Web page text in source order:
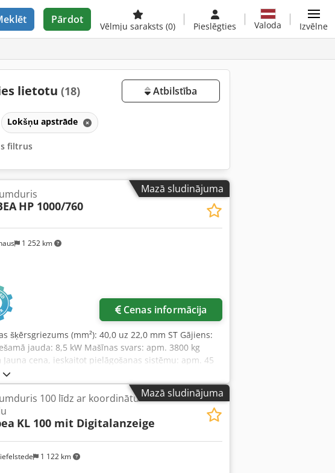
Pārdot
Vēlmju saraksts (0) Pieslēgties Valoda Izvēlne
lietotu (18) Atbilstība
Lokšņu apstrāde
filtrus
Mazā sludinājuma
1 252 km
HP 1000/760
Cenas informācija
šķērsgriezums (mm²): 40,0 uz 22,0 mm ST Gājiens:
jauda: 8,5 kW Mašīnas svars: apm. 3800 kg
cena, ieskaitot pielāgošanas sistēmu: apm. 45
smaga hidrauliskā caurumošanas prese -
- NC pielāgošanas sistēma “MUBEA MATIC 82” *
* ar “FAGOR” vadības bloku * ieskaitot lielu atbalsta
instrumenti (sk. 9. attēlu) - priekšējā
kustīgs pedāļu slēdzis - mašīnas + pielāgošanas
Mazā sludinājuma
1 122 km
100 līdz ar koordinātu
KL 100 mit Digitalanzeige